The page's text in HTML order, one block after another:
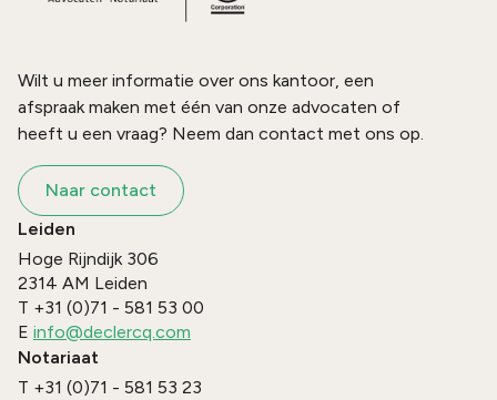
Wilt u meer informatie over ons kantoor, een
afspraak maken met één van onze advocaten of
heeft u een vraag? Neem dan contact met ons op.
Naar contact
Leiden
Hoge Rijndijk 306
2314 AM Leiden
T +31 (0)71 - 581 53 00
E info@declercq.com
Notariaat
T +31 (0)71 - 581 53 23